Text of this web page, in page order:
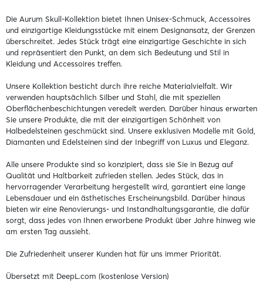
Die Aurum Skull-Kollektion bietet Ihnen Unisex-Schmuck, Accessoires
und einzigartige Kleidungsstücke mit einem Designansatz, der Grenzen
überschreitet. Jedes Stück trägt eine einzigartige Geschichte in sich
und repräsentiert den Punkt, an dem sich Bedeutung und Stil in
Kleidung und Accessoires treffen.
Unsere Kollektion besticht durch ihre reiche Materialvielfalt. Wir
verwenden hauptsächlich Silber und Stahl, die mit speziellen
Oberflächenbeschichtungen veredelt werden. Darüber hinaus erwarten
Sie unsere Produkte, die mit der einzigartigen Schönheit von
Halbedelsteinen geschmückt sind. Unsere exklusiven Modelle mit Gold,
Diamanten und Edelsteinen sind der Inbegriff von Luxus und Eleganz.
Alle unsere Produkte sind so konzipiert, dass sie Sie in Bezug auf
Qualität und Haltbarkeit zufrieden stellen. Jedes Stück, das in
hervorragender Verarbeitung hergestellt wird, garantiert eine lange
Lebensdauer und ein ästhetisches Erscheinungsbild. Darüber hinaus
bieten wir eine Renovierungs- und Instandhaltungsgarantie, die dafür
sorgt, dass jedes von Ihnen erworbene Produkt über Jahre hinweg wie
am ersten Tag aussieht.
Die Zufriedenheit unserer Kunden hat für uns immer Priorität.
Übersetzt mit DeepL.com (kostenlose Version)